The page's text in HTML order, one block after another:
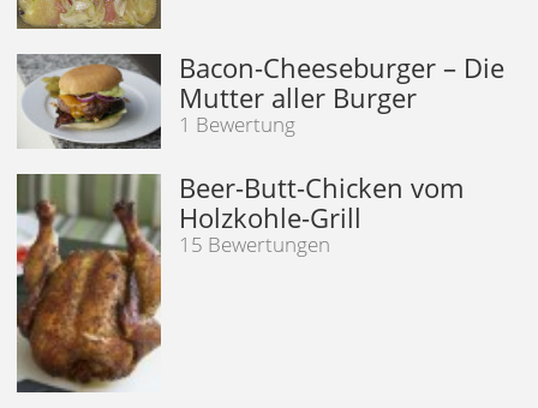
Bacon-Cheeseburger – Die
Mutter aller Burger
1 Bewertung
Beer-Butt-Chicken vom
Holzkohle-Grill
15 Bewertungen